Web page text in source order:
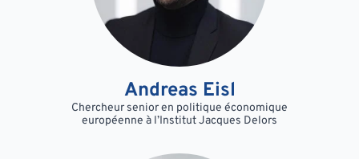
Andreas Eisl
Chercheur senior en politique économique
européenne à l’Institut Jacques Delors